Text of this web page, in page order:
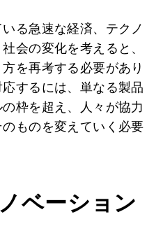
る急速な経済、テクノ
会の変化を考えると、
を再考する必要があり
するには、単なる製品
枠を超え、人々が協力
ものを変えていく必要
ベーション